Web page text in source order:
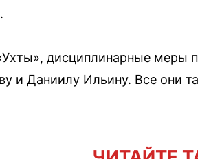
дисциплинарные
и Даниилу Ильину. Все они